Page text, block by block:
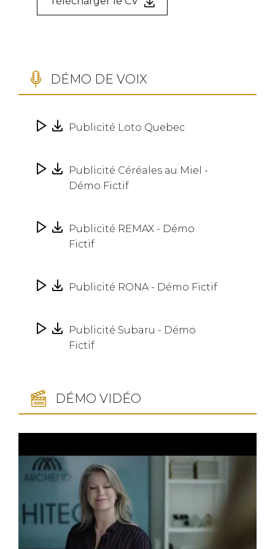
DÉMO DE VOIX
Publicité Loto Quebec
Publicité Céréales au Miel -
Démo Fictif
Publicité REMAX - Démo
Fictif
Publicité RONA - Démo Fictif
Publicité Subaru - Démo
Fictif
DÉMO VIDÉO